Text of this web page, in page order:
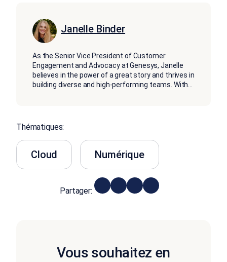
Janelle Binder
As the Senior Vice President of Customer
Engagement and Advocacy at Genesys, Janelle
believes in the power of a great story and thrives in
building diverse and high-performing teams. With
Thématiques:
Cloud Numérique
Partager:
Vous souhaitez en